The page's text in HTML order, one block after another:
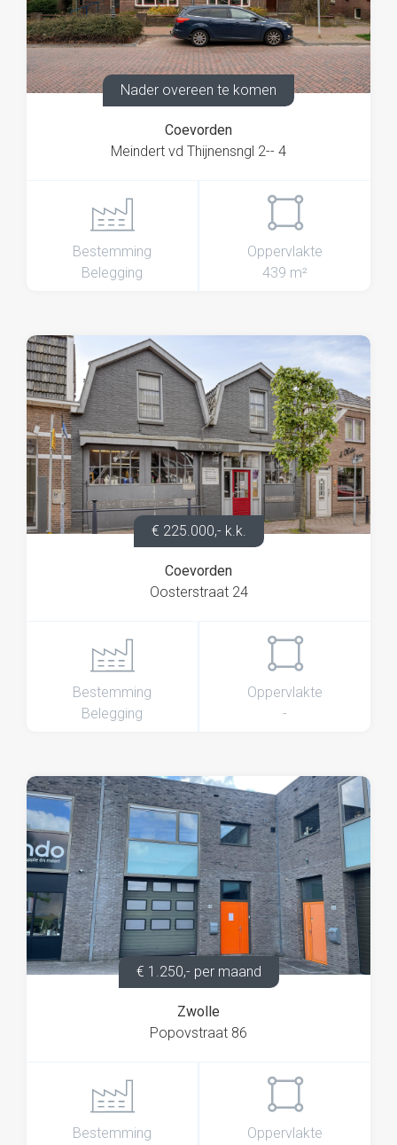
Nader overeen te komen
Coevorden
Meindert vd Thijnensngl 2-- 4
Bestemming
Belegging
Oppervlakte
439 m²
€ 225.000,- k.k.
Coevorden
Oosterstraat 24
Bestemming
Belegging
Oppervlakte
-
€ 1.250,- per maand
Zwolle
Popovstraat 86
Bestemming
Oppervlakte